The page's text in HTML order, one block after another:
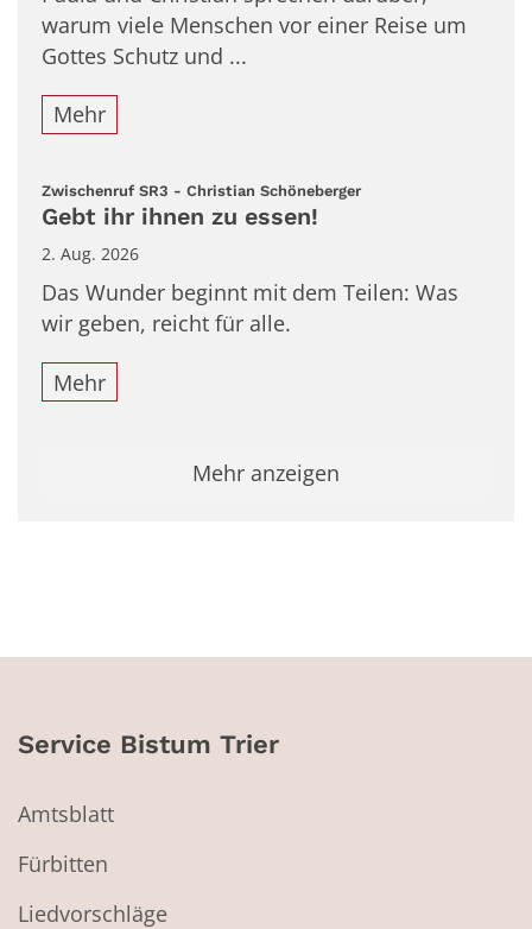
warum viele Menschen vor einer Reise um
Gottes Schutz und ...
Mehr
Zwischenruf SR3 - Christian Schöneberger:
Gebt ihr ihnen zu essen!
2. Aug. 2026
Das Wunder beginnt mit dem Teilen: Was
wir geben, reicht für alle.
Mehr
Mehr anzeigen
Service Bistum Trier
Amtsblatt
Fürbitten
Liedvorschläge